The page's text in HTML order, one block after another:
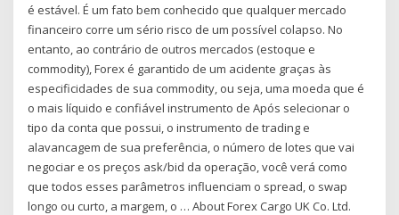
é estável. É um fato bem conhecido que qualquer mercado
financeiro corre um sério risco de um possível colapso. No
entanto, ao contrário de outros mercados (estoque e
commodity), Forex é garantido de um acidente graças às
especificidades de sua commodity, ou seja, uma moeda que é
o mais líquido e confiável instrumento de Após selecionar o
tipo da conta que possui, o instrumento de trading e
alavancagem de sua preferência, o número de lotes que vai
negociar e os preços ask/bid da operação, você verá como
que todos esses parâmetros influenciam o spread, o swap
longo ou curto, a margem, o … About Forex Cargo UK Co. Ltd.